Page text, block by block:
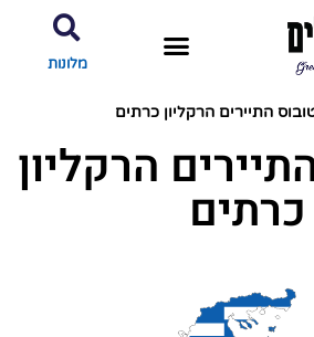
מלונות
התיירים הרקליון כרתים
הרקליון
כרתים